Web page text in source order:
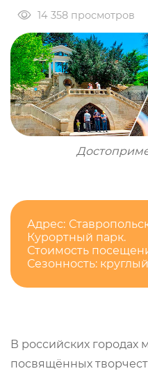
14 358 просмотров
Адрес:
Курортный парк.
Стоимость
Сезонность:
В российских городах
посвящённых